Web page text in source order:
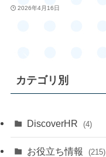
2026年4月16日
カテゴリ別
DiscoverHR (4)
お役立ち情報 (215)